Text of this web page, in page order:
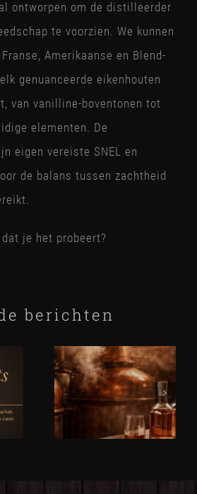
ontworpen om de distilleerder
te voorzien. We kunnen
Amerikaanse en Blend-
genuanceerde eikenhouten
van vanilline-boventonen tot
elementen. De
eigen vereiste SNEL en
de balans tussen zachtheid
je het probeert?
berichten